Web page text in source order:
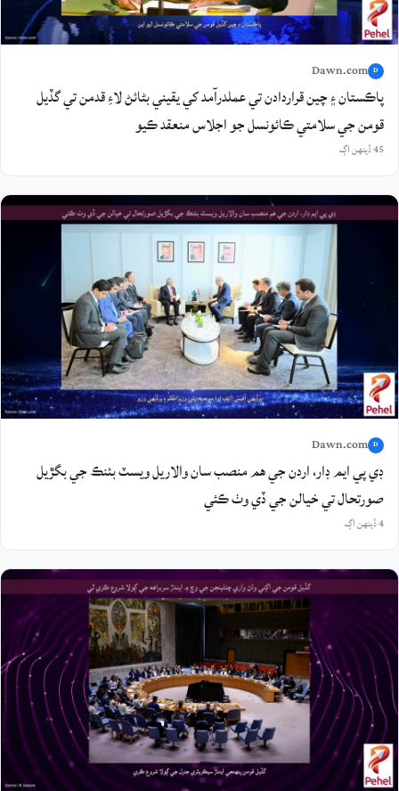
D
Dawn.com
پاڪستان ۽ چين قراردادن تي عملدرآمد کي يقيني بڻائڻ لاءِ قدمن تي گڏيل
قومن جي سلامتي ڪائونسل جو اجلاس منعقد ڪيو
45 ڏينهن اڳ
D
Dawn.com
ڊي پي ايم ڊار، اردن جي هم منصب سان والاريل ويسٽ بئنڪ جي بگڙيل
صورتحال تي خيالن جي ڏي وٺ ڪئي
4 ڏينهن اڳ